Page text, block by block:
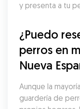
y presenta a tu
¿Puedo
perros en
Nueva
Aunque la
guardería de